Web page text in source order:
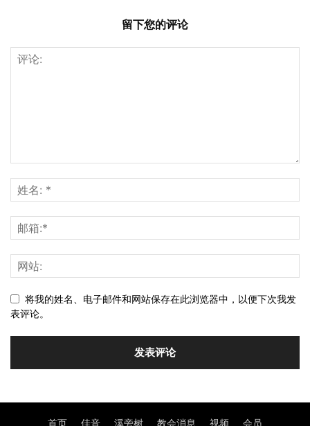
留下您的评论
将我的姓名、电子邮件和网站保存在此浏览器中，以便下次我发
表评论。
首页 佳音 溪旁树 教会消息 视频 会员